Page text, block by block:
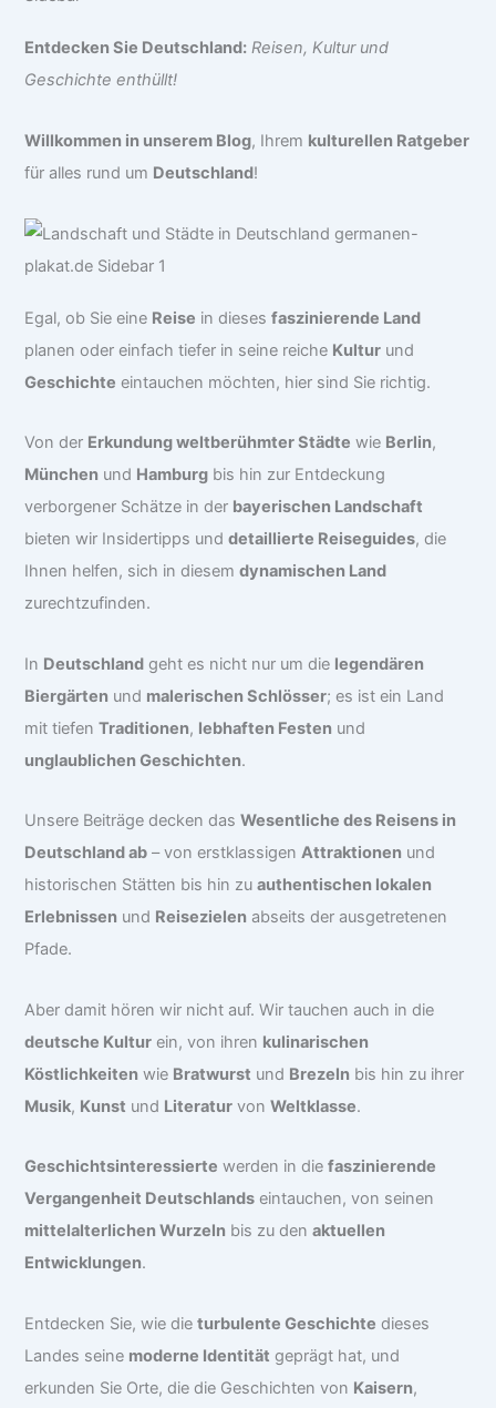
Entdecken Sie Deutschland: Reisen, Kultur und
Geschichte enthüllt!
Willkommen in unserem Blog, Ihrem kulturellen Ratgeber
für alles rund um Deutschland!
Egal, ob Sie eine Reise in diesesfaszinierende Land
planen oder einfach tiefer in seine reiche Kultur und
Geschichte eintauchen möchten, hier sind Sie richtig.
Von der Erkundung weltberühmter Städte wie Berlin,
München und Hamburg bis hin zur Entdeckung
verborgener Schätze in der bayerischen Landschaft
bieten wir Insidertipps unddetaillierte Reiseguides, die
Ihnen helfen, sich in diesemdynamischen Land
zurechtzufinden.
In Deutschland geht es nicht nur um die legendären
Biergärten und malerischen Schlösser; es ist ein Land
mit tiefenTraditionen, lebhaften Festen und
unglaublichen Geschichten.
Unsere Beiträge decken dasWesentliche des Reisens in
Deutschland ab – von erstklassigenAttraktionen und
historischen Stätten bis hin zuauthentischen lokalen
Erlebnissen und Reisezielen abseits der ausgetretenen
Pfade.
Aber damit hören wir nicht auf. Wir tauchen auch in die
deutsche Kultur ein, von ihren kulinarischen
Köstlichkeiten wie Bratwurst und Brezeln bis hin zu ihrer
Musik, Kunst und Literatur vonWeltklasse.
Geschichtsinteressierte werden in diefaszinierende
Vergangenheit Deutschlands eintauchen, von seinen
mittelalterlichen Wurzeln bis zu denaktuellen
Entwicklungen.
Entdecken Sie, wie dieturbulente Geschichte dieses
Landes seine moderne Identität geprägt hat, und
erkunden Sie Orte, die die Geschichten von Kaisern,